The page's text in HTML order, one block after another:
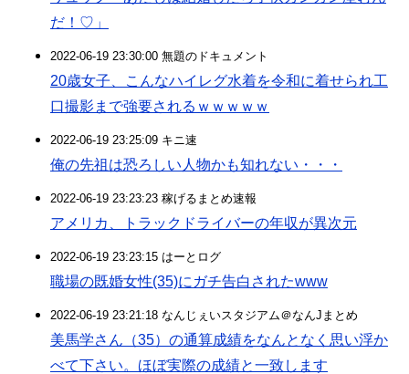
だ！♡」
2022-06-19 23:30:00 無題のドキュメント
20歳女子、こんなハイレグ水着を令和に着せられ工
口撮影まで強要されるｗｗｗｗｗ
2022-06-19 23:25:09 キニ速
俺の先祖は恐ろしい人物かも知れない・・・
2022-06-19 23:23:23 稼げるまとめ速報
アメリカ、トラックドライバーの年収が異次元
2022-06-19 23:23:15 はーとログ
職場の既婚女性(35)にガチ告白されたwww
2022-06-19 23:21:18 なんじぇいスタジアム＠なんJまとめ
美馬学さん（35）の通算成績をなんとなく思い浮か
べて下さい。ほぼ実際の成績と一致します